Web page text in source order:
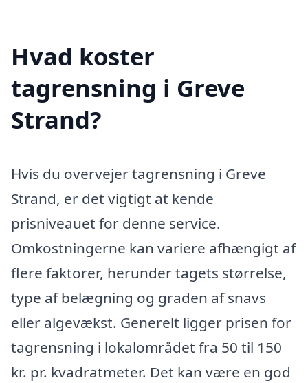
Hvad koster
tagrensning i Greve
Strand?
Hvis du overvejer tagrensning i Greve
Strand, er det vigtigt at kende
prisniveauet for denne service.
Omkostningerne kan variere afhængigt af
flere faktorer, herunder tagets størrelse,
type af belægning og graden af snavs
eller algevækst. Generelt ligger prisen for
tagrensning i lokalområdet fra 50 til 150
kr. pr. kvadratmeter. Det kan være en god